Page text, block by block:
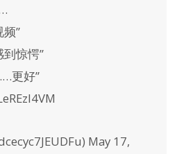
”
惊愕”
更好”
May 17,